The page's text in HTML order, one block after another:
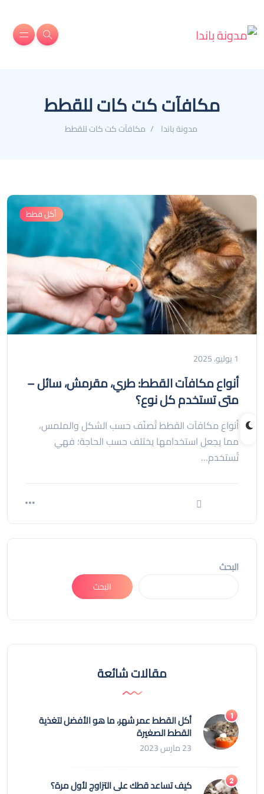
مكافآت كت كات للقطط
مدونة باندا مكافآت كت كات للقطط
أكل قطط
1 يوليو، 2025
أنواع مكافآت القطط: طري، مقرمش، سائل –
متى تستخدم كل نوع؟
أنواع مكافآت القطط تُصنّف حسب الشكل والملمس،
مما يجعل استخدامها يختلف حسب الحاجة؛ فهي
تُستخدم…
البحث
البحث
مقالات شائعة
أكل القطط عمر شهر، ما هو الأفضل لتغذية
القطط الصغيرة
23 مارس 2023
كيف تساعد قطك على التزاوج لأول مرة؟